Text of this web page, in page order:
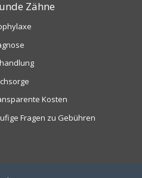
Zähne
Kosten
Fragen zu Gebühren